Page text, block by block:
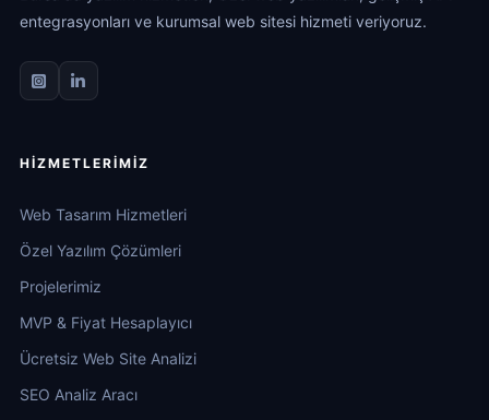
entegrasyonları ve kurumsal web sitesi hizmeti veriyoruz.
HIZMETLERIMIZ
Web Tasarım Hizmetleri
Özel Yazılım Çözümleri
Projelerimiz
MVP & Fiyat Hesaplayıcı
Ücretsiz Web Site Analizi
SEO Analiz Aracı